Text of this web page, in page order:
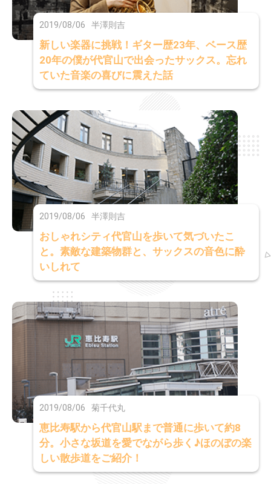
2019/08/06 半澤則吉
新しい楽器に挑戦！ギター歴23年、ベース歴
20年の僕が代官山で出会ったサックス。忘れ
ていた音楽の喜びに震えた話
2019/08/06 半澤則吉
おしゃれシティ代官山を歩いて気づいたこ
と。素敵な建築物群と、サックスの音色に酔
いしれて
2019/08/06 菊千代丸
恵比寿駅から代官山駅まで普通に歩いて約8
分。小さな坂道を愛でながら歩く♪ほのぼの楽
しい散歩道をご紹介！